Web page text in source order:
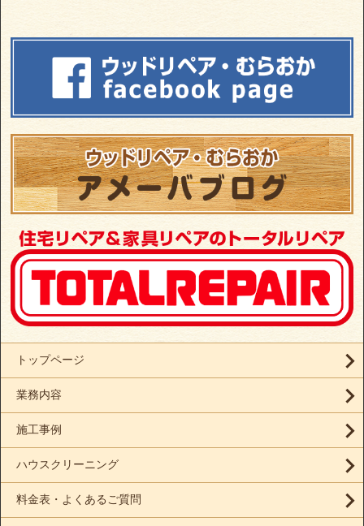
トップページ
業務内容
施工事例
ハウスクリーニング
料金表・よくあるご質問